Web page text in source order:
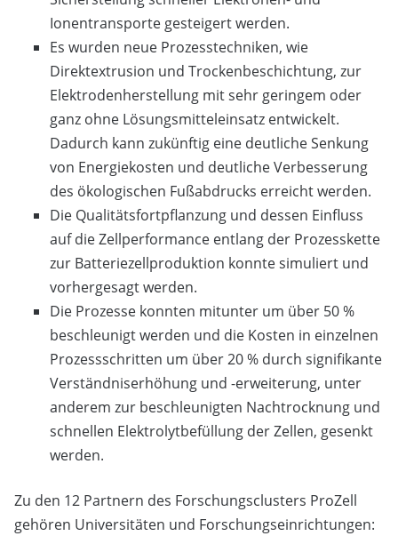
Ionentransporte gesteigert werden.
Es wurden neue Prozesstechniken, wie
Direktextrusion und Trockenbeschichtung, zur
Elektrodenherstellung mit sehr geringem oder
ganz ohne Lösungsmitteleinsatz entwickelt.
Dadurch kann zukünftig eine deutliche Senkung
von Energiekosten und deutliche Verbesserung
des ökologischen Fußabdrucks erreicht werden.
Die Qualitätsfortpflanzung und dessen Einfluss
auf die Zellperformance entlang der Prozesskette
zur Batteriezellproduktion konnte simuliert und
vorhergesagt werden.
Die Prozesse konnten mitunter um über 50 %
beschleunigt werden und die Kosten in einzelnen
Prozessschritten um über 20 % durch signifikante
Verständniserhöhung und -erweiterung, unter
anderem zur beschleunigten Nachtrocknung und
schnellen Elektrolytbefüllung der Zellen, gesenkt
werden.
Zu den 12 Partnern des Forschungsclusters ProZell
gehören Universitäten und Forschungseinrichtungen: